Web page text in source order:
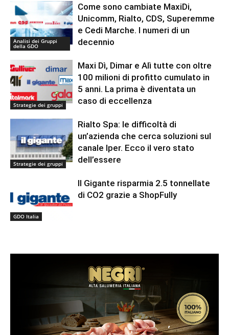
Analisi dei Gruppi
della GDO
Come sono cambiate MaxiDi,
Unicomm, Rialto, CDS, Superemme
e Cedi Marche. I numeri di un
decennio
Strategie dei gruppi
Maxi Dì, Dimar e Alì tutte con oltre
100 milioni di profitto cumulato in
5 anni. La prima è diventata un
caso di eccellenza
Strategie dei gruppi
Rialto Spa: le difficoltà di
un’azienda che cerca soluzioni sul
canale Iper. Ecco il vero stato
dell’essere
GDO Italia
Il Gigante risparmia 2.5 tonnellate
di CO2 grazie a ShopFully